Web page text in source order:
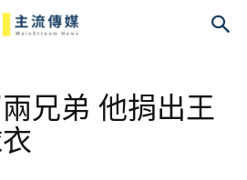
兄弟 他捐出王